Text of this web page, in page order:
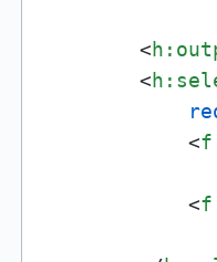
<
<
<
<